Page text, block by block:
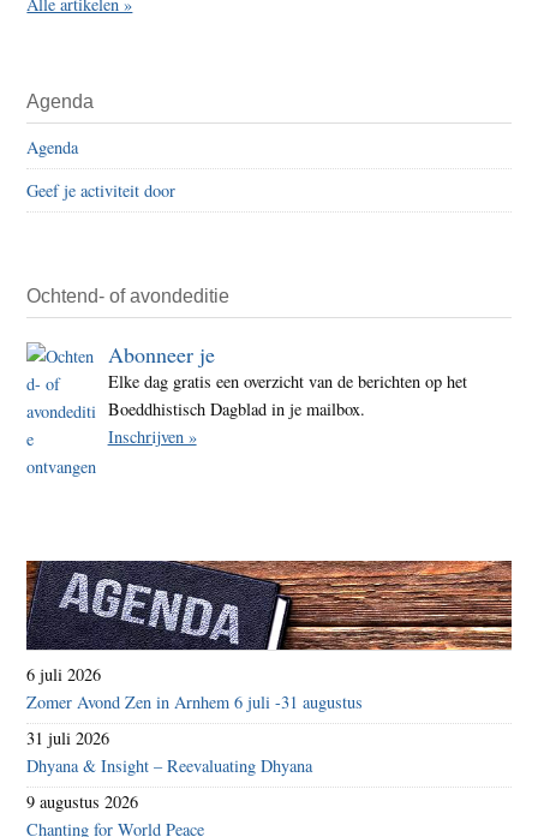
Agenda
Agenda
Geef je activiteit door
Ochtend- of avondeditie
Abonneer je
Elke dag gratis een overzicht van de berichten op het
Boeddhistisch Dagblad in je mailbox.
Inschrijven »
6 juli 2026
Zomer Avond Zen in Arnhem 6 juli -31 augustus
31 juli 2026
Dhyana & Insight – Reevaluating Dhyana
9 augustus 2026
Chanting for World Peace